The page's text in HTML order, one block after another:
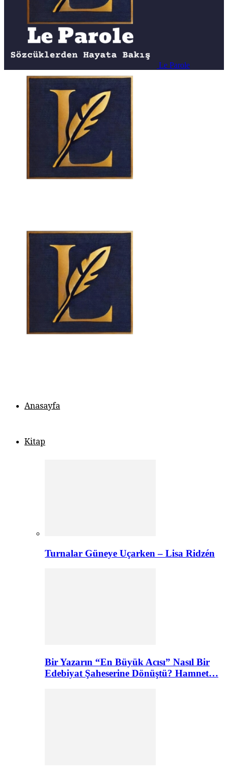
Le Parole
Anasayfa
Kitap
Turnalar Güneye Uçarken – Lisa Ridzén
Bir Yazarın “En Büyük Acısı” Nasıl Bir
Edebiyat Şaheserine Dönüştü? Hamnet…